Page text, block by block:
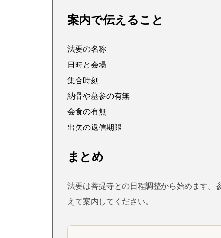
案内で伝えること
法要の名称
日時と会場
集合時刻
納骨や墓参の有無
会食の有無
出欠の返信期限
まとめ
法要は菩提寺との日程調整から始めます。
えて案内してください。